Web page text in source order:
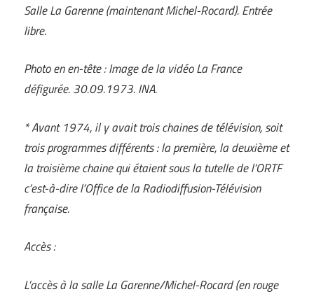
Salle La Garenne (maintenant Michel-Rocard). Entrée
libre.
Photo en en-tête : Image de la vidéo La France
défigurée. 30.09.1973. INA.
* Avant 1974, il y avait trois chaines de télévision, soit
trois programmes différents : la première, la deuxième et
la troisième chaine qui étaient sous la tutelle de l’ORTF
c’est-à-dire l’Office de la Radiodiffusion-Télévision
française.
Accès :
L’accès à la salle La Garenne/Michel-Rocard (en rouge